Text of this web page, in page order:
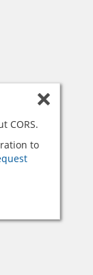
CORS.
to